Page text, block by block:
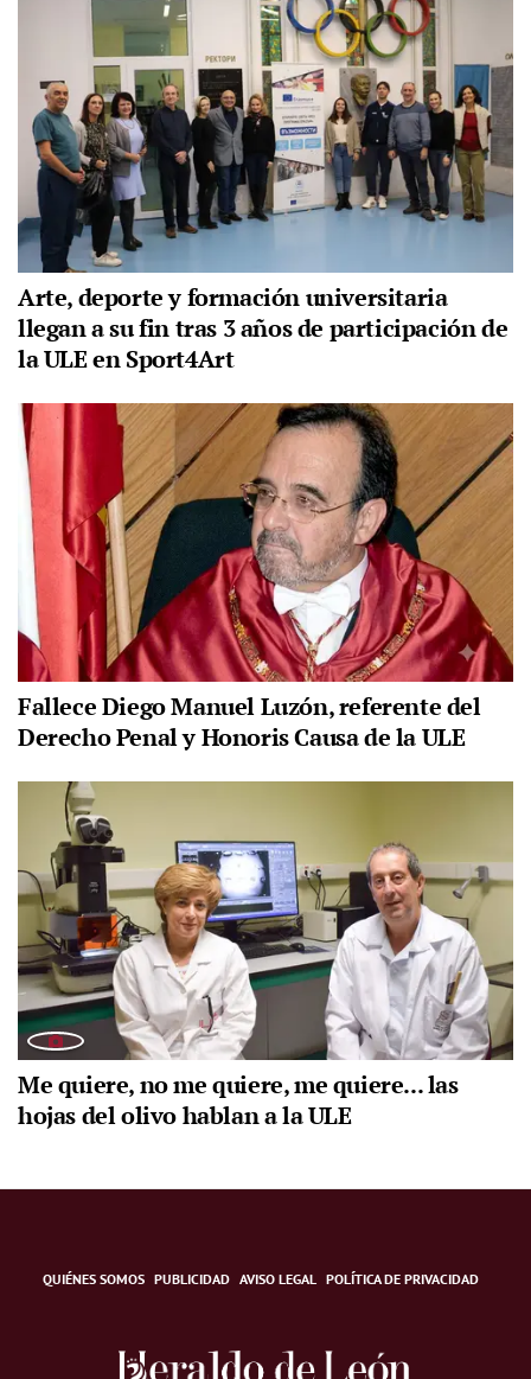
Arte, deporte y formación universitaria
llegan a su fin tras 3 años de participación de
la ULE en Sport4Art
Fallece Diego Manuel Luzón, referente del
Derecho Penal y Honoris Causa de la ULE
Me quiere, no me quiere, me quiere... las
hojas del olivo hablan a la ULE
QUIÉNES SOMOS PUBLICIDAD AVISO LEGAL POLÍTICA DE PRIVACIDAD